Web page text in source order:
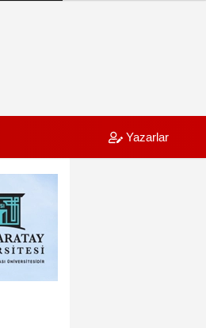
Yazarlar